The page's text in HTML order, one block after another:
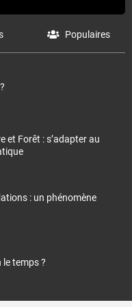
Populaires
et Forêt : s’adapter au
: un phénomène
temps ?